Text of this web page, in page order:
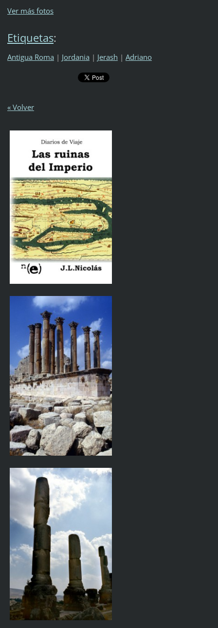
Ver más fotos
Etiquetas:
Antigua Roma | Jordania | Jerash | Adriano
« Volver